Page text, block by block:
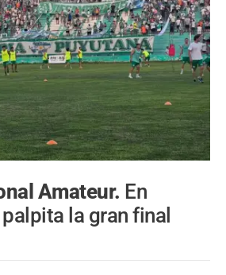
Amateur. En
la gran final